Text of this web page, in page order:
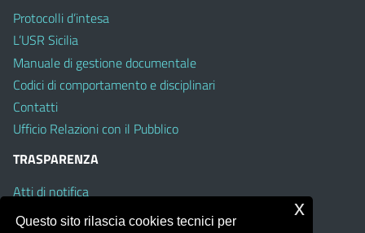
Protocolli d’intesa
L’USR Sicilia
Manuale di gestione documentale
Codici di comportamento e disciplinari
Contatti
Ufficio Relazioni con il Pubblico
TRASPARENZA
Atti di notifica
Albo on line
Questo sito rilascia cookies tecnici per
x